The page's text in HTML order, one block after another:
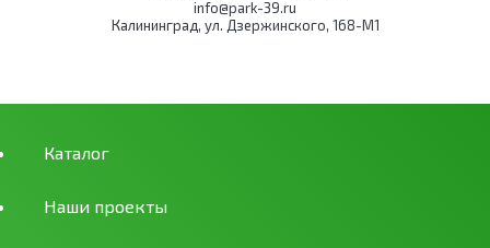
info@park-39.ru
Калининград, ул. Дзержинского, 168-М1
Каталог
Наши проекты